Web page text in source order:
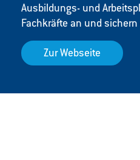
Ausbildungs- und
Fachkräfte an und
Zur Webseite